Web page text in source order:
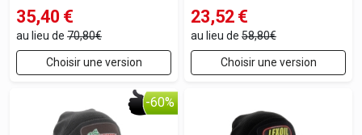
35,40 €
au lieu de 70,80€
Choisir une version
23,52 €
au lieu de 58,80€
Choisir une version
-60%